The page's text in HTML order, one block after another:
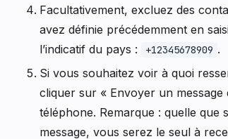
Facultativement, excluez des
avez définie précédemment en
l’indicatif du pays :
+12345678909 .
Si vous souhaitez voir à quoi
cliquer sur « Envoyer un
téléphone. Remarque : quelle que
message, vous serez le seul à